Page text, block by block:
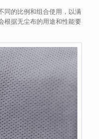
同的比例和组合使用，以满
根据无尘布的用途和性能要